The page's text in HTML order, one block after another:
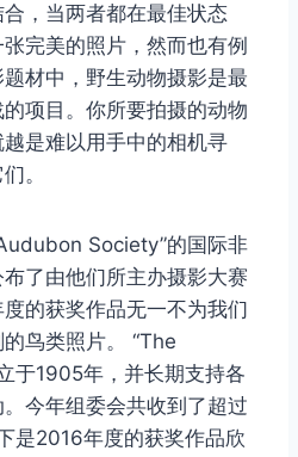
，当两者都在最佳状态
完美的照片，然而也有例
材中，野生动物摄影是最
项目。你所要拍摄的动物
是难以用手中的相机寻
。
Society”的国际非
了由他们所主办摄影大赛
的获奖作品无一不为我们
鸟类照片。 “The
于1905年，并长期支持各
今年组委会共收到了超过
是2016年度的获奖作品欣